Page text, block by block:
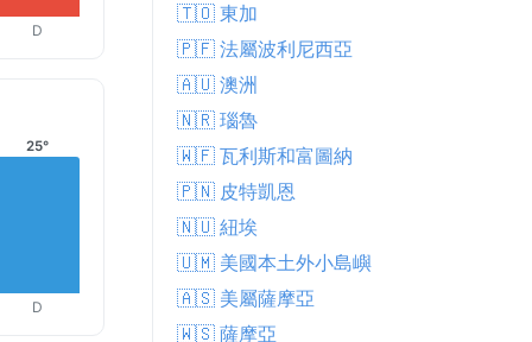
D
25°
D
🇹🇴 東加
🇵🇫 法屬波利尼西亞
🇦🇺 澳洲
🇳🇷 瑙魯
🇼🇫 瓦利斯和富圖納
🇵🇳 皮特凱恩
🇳🇺 紐埃
🇺🇲 美國本土外小島嶼
🇦🇸 美屬薩摩亞
🇼🇸 薩摩亞